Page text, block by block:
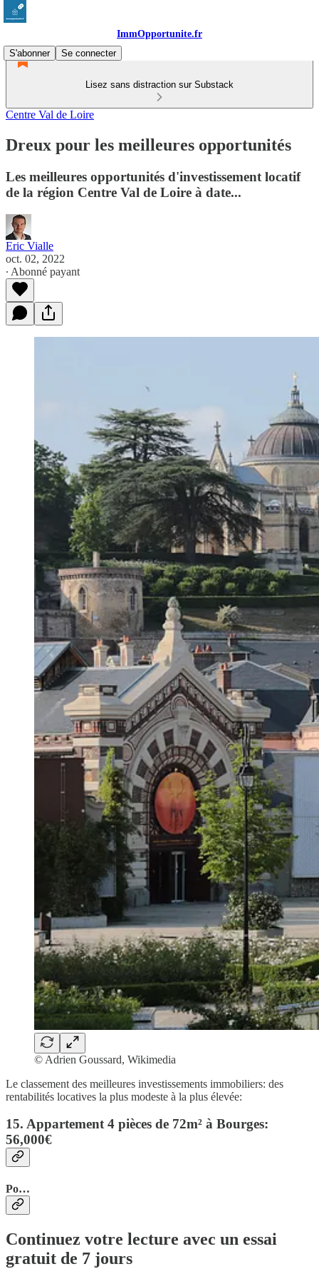
ImmOpportunite.fr
S'abonner
Se connecter
Lisez sans distraction sur Substack
Centre Val de Loire
Dreux pour les meilleures opportunités
Les meilleures opportunités d'investissement locatif
de la région Centre Val de Loire à date...
Eric Vialle
oct. 02, 2022
∙ Abonné payant
© Adrien Goussard, Wikimedia
Le classement des meilleures investissements immobiliers: des
rentabilités locatives la plus modeste à la plus élevée:
15. Appartement 4 pièces de 72m² à Bourges:
56,000€
Po…
Continuez votre lecture avec un essai
gratuit de 7 jours